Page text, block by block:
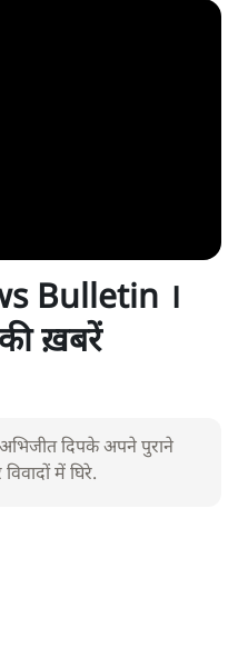
Bulletin ।
ख़बरें
दिपके अपने पुराने
में घिरे.